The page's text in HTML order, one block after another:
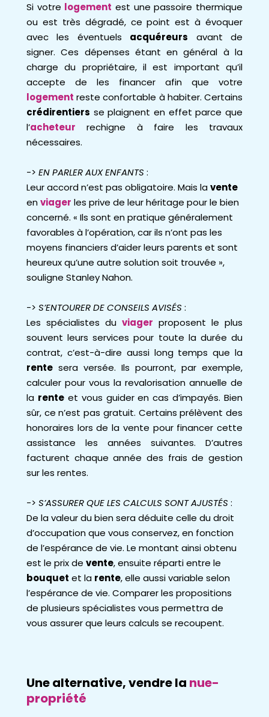
Si votre logement est une passoire thermique
ou est très dégradé, ce point est à évoquer
avec les éventuels acquéreurs avant de
signer. Ces dépenses étant en général à la
charge du propriétaire, il est important qu’il
accepte de les financer afin que votre
logement reste confortable à habiter. Certains
crédirentiers se plaignent en effet parce que
l’acheteur
rechigne à faire les travaux
nécessaires.
-> EN PARLER AUX ENFANTS :
Leur accord n’est pas obligatoire. Mais lavente
enviager les prive de leur héritage pour le bien
concerné. « Ils sont en pratique généralement
favorables à l’opération, car ils n’ont pas les
moyens financiers d’aider leurs parents et sont
heureux qu’une autre solution soit trouvée »,
souligne Stanley Nahon.
-> S’ENTOURER DE CONSEILS AVISÉS :
Les spécialistes du viager proposent le plus
souvent leurs services pour toute la durée du
contrat, c’est-à-dire aussi long temps que la
rente sera versée. Ils pourront, par exemple,
calculer pour vous la revalorisation annuelle de
la renteet vous guider en cas d’impayés. Bien
sûr, ce n’est pas gratuit. Certains prélèvent des
honoraires lors de la vente pour financer cette
assistance les années suivantes. D’autres
facturent chaque année des frais de gestion
sur les rentes.
-> S’ASSURER QUE LES CALCULS SONT AJUSTÉS :
De la valeur du bien sera déduite celle du droit
d’occupation que vous conservez, en fonction
de l’espérance de vie. Le montant ainsi obtenu
est le prix de vente, ensuite réparti entre le
bouquet et la rente, elle aussi variable selon
l’espérance de vie. Comparer les propositions
de plusieurs spécialistes vous permettra de
vous assurer que leurs calculs se recoupent.
Une alternative, vendre la nue-
propriété